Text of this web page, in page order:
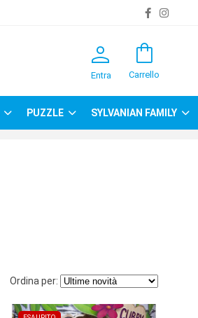
person
Entra
shopping_bag
Carrello
PUZZLE SYLVANIAN FAMILY
Ordina per: